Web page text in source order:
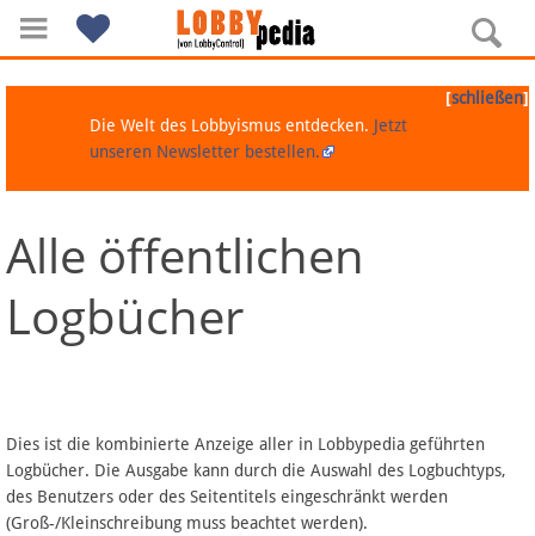
Navigation
Über Lobbypedia
Artikel nach Kategorien
FAQ
[schließen]
Die Welt des Lobbyismus entdecken. Jetzt
unseren Newsletter bestellen.
Alle öffentlichen
Logbücher
Dies ist die kombinierte Anzeige aller in Lobbypedia geführten
Logbücher. Die Ausgabe kann durch die Auswahl des Logbuchtyps,
des Benutzers oder des Seitentitels eingeschränkt werden
(Groß-/Kleinschreibung muss beachtet werden).